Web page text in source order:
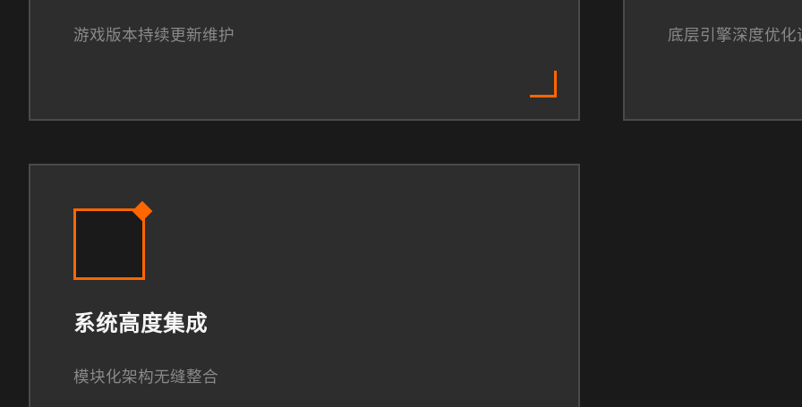
游戏版本持续更新维护 底层引擎深度优化
系统高度集成
模块化架构无缝整合